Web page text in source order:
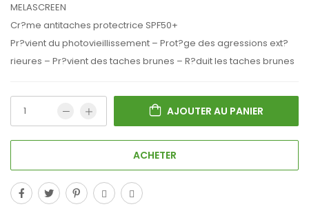
MELASCREEN
Cr?me antitaches protectrice SPF50+
Pr?vient du photovieillissement – Prot?ge des agressions ext?
rieures – Pr?vient des taches brunes – R?duit les taches brunes
AJOUTER AU PANIER
ACHETER